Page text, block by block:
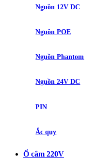
Nguồn 12V DC
Nguồn POE
Nguồn Phantom
Nguồn 24V DC
PIN
Ắc quy
Ổ cắm 220V